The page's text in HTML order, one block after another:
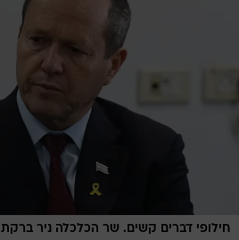
חילופי דברים קשים. שר הכלכלה ניר ברקת